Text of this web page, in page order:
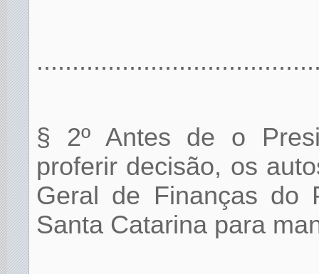
§ 2º Antes de o
proferir decisão, os
Geral de Finanças do
Santa Catarina para